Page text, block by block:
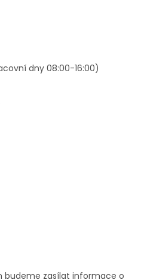
dny 08:00-16:00)
budeme zasílat informace o